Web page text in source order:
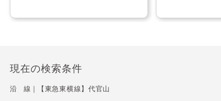
現在の検索条件
沿 線｜ 【東急東横線】代官山